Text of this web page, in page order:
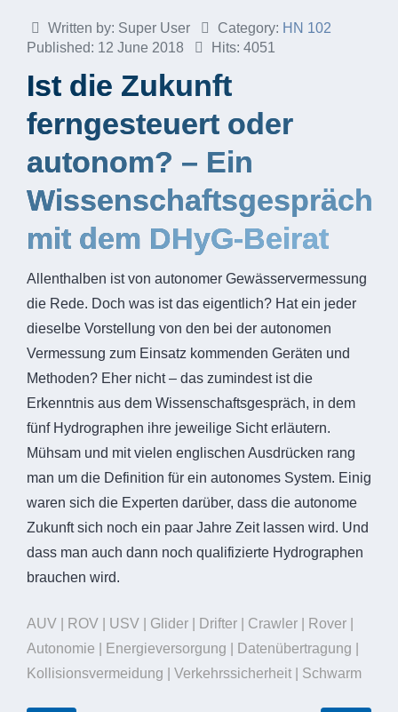
Written by: Super User Category: HN 102
Published: 12 June 2018
Hits: 4051
Ist die Zukunft
ferngesteuert oder
autonom? – Ein
Wissenschaftsgespräch
mit dem DHyG-Beirat
Allenthalben ist von autonomer Gewässervermessung
die Rede. Doch was ist das eigentlich? Hat ein jeder
dieselbe Vorstellung von den bei der autonomen
Vermessung zum Einsatz kommenden Geräten und
Methoden? Eher nicht – das zumindest ist die
Erkenntnis aus dem Wissenschaftsgespräch, in dem
fünf Hydrographen ihre jeweilige Sicht erläutern.
Mühsam und mit vielen englischen Ausdrücken rang
man um die Definition für ein autonomes System. Einig
waren sich die Experten darüber, dass die autonome
Zukunft sich noch ein paar Jahre Zeit lassen wird. Und
dass man auch dann noch qualifizierte Hydrographen
brauchen wird.
AUV | ROV | USV | Glider | Drifter | Crawler | Rover |
Autonomie | Energieversorgung | Datenübertragung |
Kollisionsvermeidung | Verkehrssicherheit | Schwarm